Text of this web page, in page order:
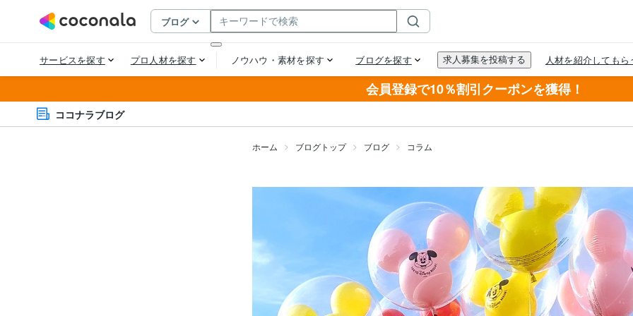
会員登録で10％割引クーポンを獲得！
ココナラブログ
ホーム ブログトップ ブログ コラム